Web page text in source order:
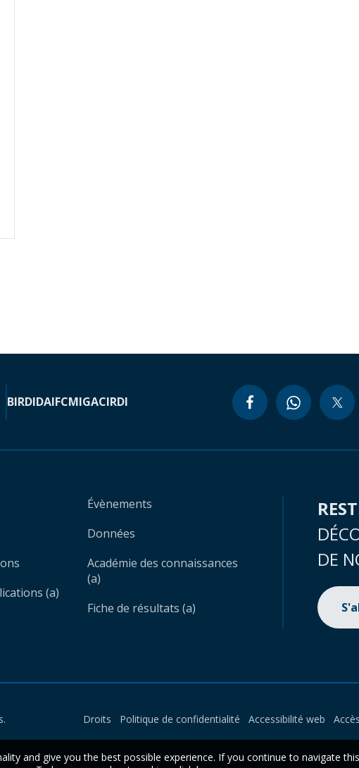
BIRDIDAIFCMIGACIRDI
(a)
Évènements
Données
Académie des connaissances
(a)
Fiche de résultats (a)
DE
Droits Politique de confidentialité Accessibilité web
and give you the best possible experience. If you continue to navigate